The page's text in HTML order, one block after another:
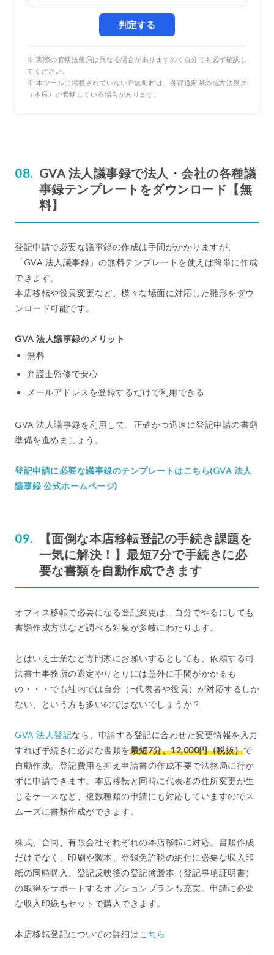
判定する
※ 実際の管轄法務局は異なる場合がありますので自分でも必ず確認し
てください。
※ 本ツールに掲載されていない市区町村は、各都道府県の地方法務局
（本局）が管轄している場合があります。
GVA 法人議事録で法人・会社の各種議
事録テンプレートをダウンロード【無
料】
登記申請で必要な議事録の作成は手間がかかりますが、
「GVA 法人議事録」の無料テンプレートを使えば簡単に作成
できます。
本店移転や役員変更など、様々な場面に対応した雛形をダウ
ンロード可能です。
GVA 法人議事録のメリット
無料
弁護士監修で安心
メールアドレスを登録するだけで利用できる
GVA 法人議事録を利用して、正確かつ迅速に登記申請の書類
準備を進めましょう。
登記申請に必要な議事録のテンプレートはこちら(GVA 法人
議事録 公式ホームページ)
【面倒な本店移転登記の手続き課題を
一気に解決！】最短7分で手続きに必
要な書類を自動作成できます
オフィス移転で必要になる登記変更は、自分でやるにしても
書類作成方法など調べる対象が多岐にわたります。
とはいえ士業など専門家にお願いするとしても、依頼する司
法書士事務所の選定やりとりには意外に手間がかかるも
の・・・でも社内では自分（=代表者や役員）が対応するしか
ない、という方も多いのではないでしょうか？
GVA 法人登記なら、申請する登記に合わせた変更情報を入力
すれば手続きに必要な書類を最短7分、12,000円（税抜）で
自動作成。登記費用を抑え申請書の作成不要で法務局に行か
ずに申請できます。本店移転と同時に代表者の住所変更が生
じるケースなど、複数種類の申請にも対応していますのでス
ムーズに書類作成ができます。
株式、合同、有限会社それぞれの本店移転に対応。書類作成
だけでなく、印刷や製本、登録免許税の納付に必要な収入印
紙の同時購入、登記反映後の登記簿謄本（登記事項証明書）
の取得をサポートするオプションプランも充実。申請に必要
な収入印紙もセットで購入できます。
本店移転登記についての詳細はこちら